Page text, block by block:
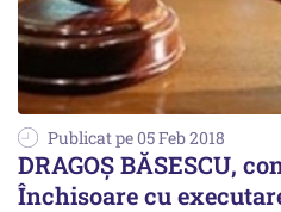
Publicat pe 05 Feb 2018
DRAGOȘ BĂSESCU,
Închisoare cu